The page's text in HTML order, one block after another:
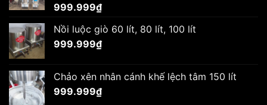
999.999₫
Nồi luộc giò 60 lít, 80 lít, 100 lít
999.999₫
Chảo xên nhân cánh khế lệch tâm 150 lít
999.999₫